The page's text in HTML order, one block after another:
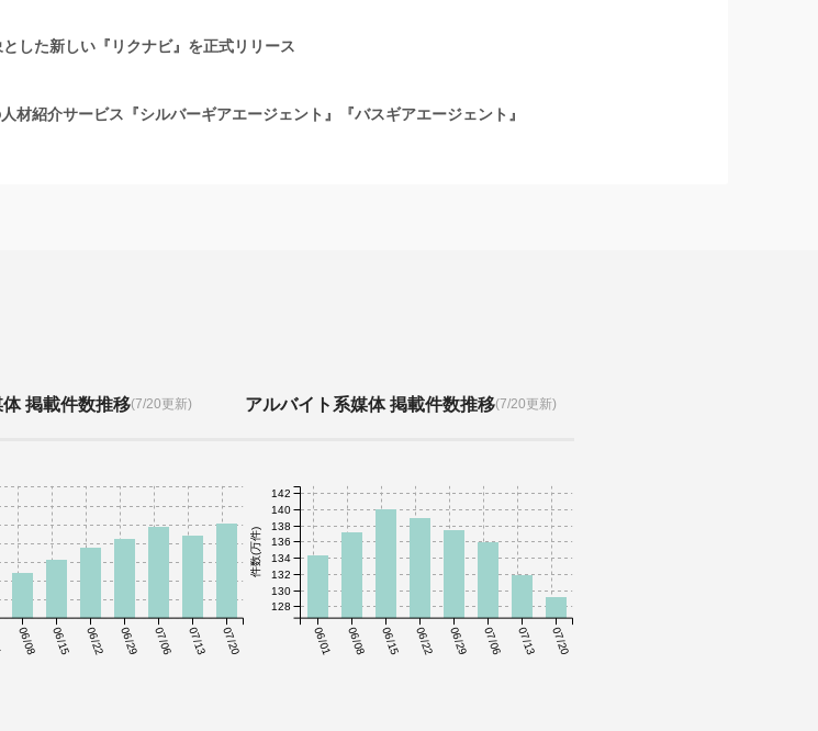
した新しい『リクナビ』を正式リリース
材紹介サービス『シルバーギアエージェント』『バスギアエージェント』
掲載件数推移(7/20更新)
06/08 06/15 06/22 06/29 07/06 07/13 07/20
アルバイト系媒体 掲載件数推移(7/20更新)
06/01 06/08 06/15 06/22 06/29 07/06 07/13 07/20
件数(万件)
128
130
132
134
136
138
140
142